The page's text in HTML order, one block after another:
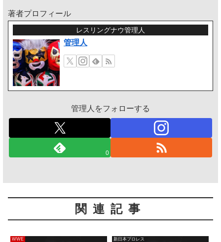
著者プロフィール
レスリングナウ管理人
管理人
管理人をフォローする
0
関連記事
WWE 新日本プロレス